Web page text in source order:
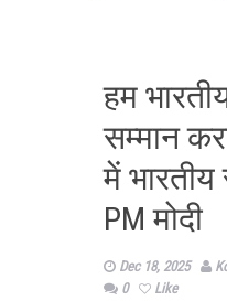
हम
सम्मान
में
PM मोदी
Dec 18, 2025
0
Like